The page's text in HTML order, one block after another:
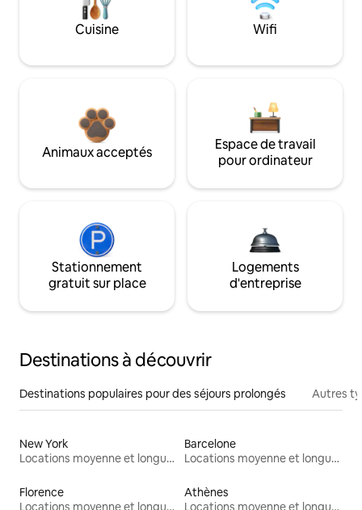
Cuisine Wifi
Animaux acceptés
Espace de travail
pour ordinateur
Stationnement
gratuit sur place
Logements
d'entreprise
Destinations à découvrir
Destinations populaires pour des séjours prolongés Autres
New York
Locations moyenne et longue durée
Barcelone
Locations moyenne et longue durée
Florence
Locations moyenne et longue durée
Athènes
Locations moyenne et longue durée